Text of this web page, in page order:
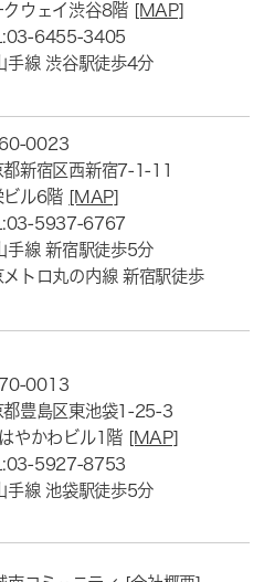
クウェイ渋谷8階 [MAP]
6455-3405
手線 渋谷駅徒歩4分
0023
都新宿区西新宿7-1-11
ビル6階 [MAP]
5937-6767
手線 新宿駅徒歩5分
メトロ丸の内線 新宿駅徒歩
0013
都豊島区東池袋1-25-3
やかわビル1階 [MAP]
5927-8753
手線 池袋駅徒歩5分